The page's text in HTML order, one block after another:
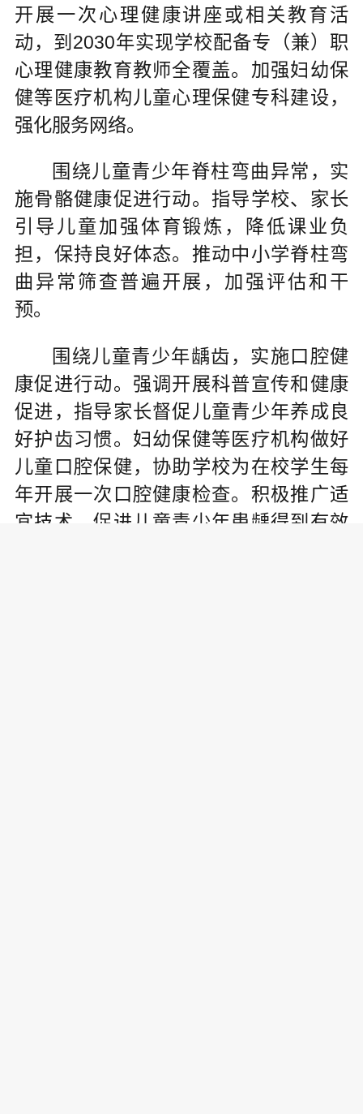
开展一次心理健康讲座或相关教育活
动，到2030年实现学校配备专（兼）职
心理健康教育教师全覆盖。加强妇幼保
健等医疗机构儿童心理保健专科建设，
强化服务网络。
围绕儿童青少年脊柱弯曲异常，实
施骨骼健康促进行动。指导学校、家长
引导儿童加强体育锻炼，降低课业负
担，保持良好体态。推动中小学脊柱弯
曲异常筛查普遍开展，加强评估和干
预。
围绕儿童青少年龋齿，实施口腔健
康促进行动。强调开展科普宣传和健康
促进，指导家长督促儿童青少年养成良
好护齿习惯。妇幼保健等医疗机构做好
儿童口腔保健，协助学校为在校学生每
年开展一次口腔健康检查。积极推广适
宜技术，促进儿童青少年患龋得到有效